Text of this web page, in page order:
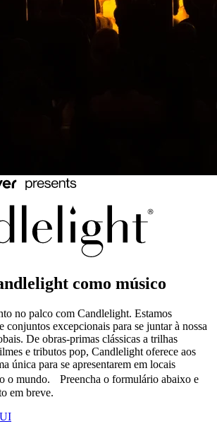
como músico
no palco com Candlelight. Estamos
conjuntos excepcionais para se juntar à nossa
De obras-primas clássicas a trilhas
e tributos pop, Candlelight oferece aos
única para se apresentarem em locais
o mundo. Preencha o formulário abaixo e
em breve.